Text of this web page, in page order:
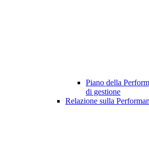
Piano della
di gestione
Relazione sulla